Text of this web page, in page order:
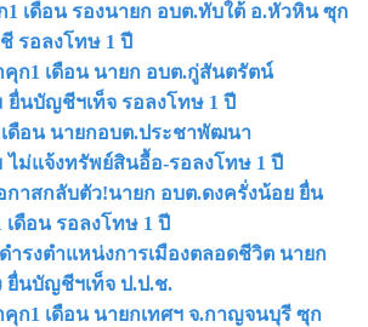
เดือน รองนายก อบต.ทับใต้ อ.หัวหิน ซุก
รอลงโทษ 1 ปี
คุก1 เดือน นายก อบต.กู่สันตรัตน์
ยื่นบัญชีฯเท็จ รอลงโทษ 1 ปี
ดือน นายกอบต.ประชาพัฒนา
ไม่แจ้งทรัพย์สินอื้อ-รอลงโทษ 1 ปี
กาสกลับตัว!นายก อบต.ดงครั่งน้อย ยื่น
ดือน รอลงโทษ 1 ปี
ำรงตำแหน่งการเมืองตลอดชีวิต นายก
ยื่นบัญชีฯเท็จ ป.ป.ช.
ก1 เดือน นายกเทศฯ จ.กาญจนบุรี ซุก